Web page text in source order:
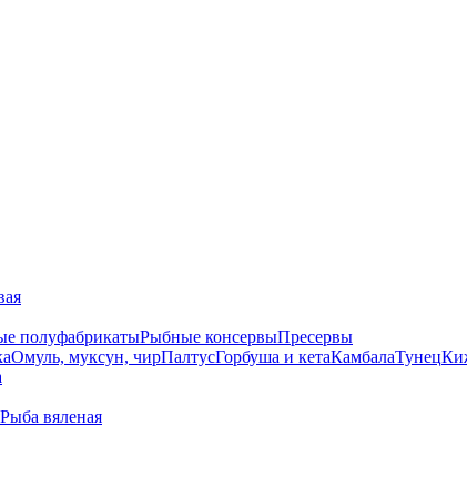
полуфабрикатыРыбные консервыПресервы
Омуль, муксун, чирПалтусГорбуша и кетаКамбалаТунец
Рыба вяленая